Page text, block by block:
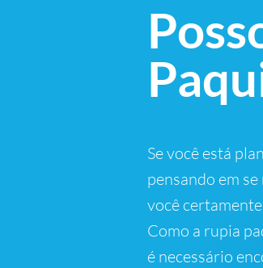
Se você está
pensando em
você
Como a rupia
é necessário